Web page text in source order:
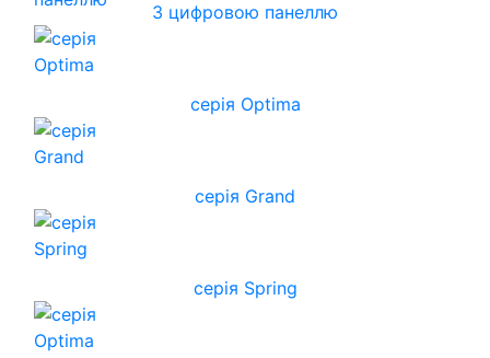
З цифровою панеллю
серія Optima
серія Grand
серія Spring